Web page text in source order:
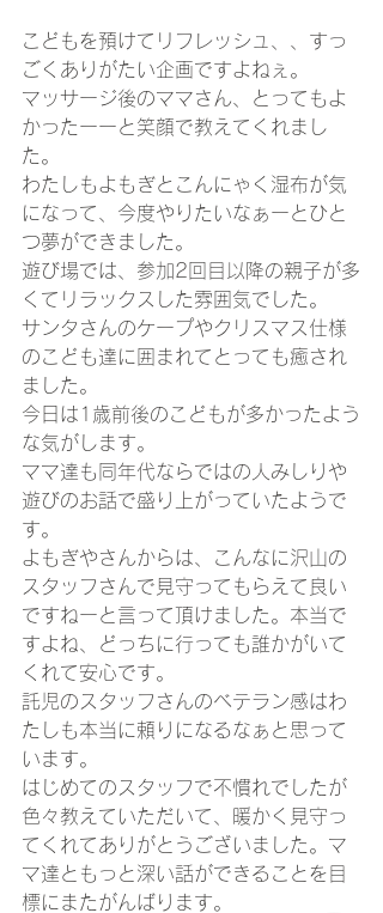
こどもを預けてリフレッシュ、、すっ
ごくありがたい企画ですよねぇ。
マッサージ後のママさん、とってもよ
かったーーと笑顔で教えてくれまし
た。
わたしもよもぎとこんにゃく湿布が気
になって、今度やりたいなぁーとひと
つ夢ができました。
遊び場では、参加2回目以降の親子が多
くてリラックスした雰囲気でした。
サンタさんのケープやクリスマス仕様
のこども達に囲まれてとっても癒され
ました。
今日は1歳前後のこどもが多かったよう
な気がします。
ママ達も同年代ならではの人みしりや
遊びのお話で盛り上がっていたようで
す。
よもぎやさんからは、こんなに沢山の
スタッフさんで見守ってもらえて良い
ですねーと言って頂けました。本当で
すよね、どっちに行っても誰かがいて
くれて安心です。
託児のスタッフさんのベテラン感はわ
たしも本当に頼りになるなぁと思って
います。
はじめてのスタッフで不慣れでしたが
色々教えていただいて、暖かく見守っ
てくれてありがとうございました。マ
マ達ともっと深い話ができることを目
標にまたがんばります。